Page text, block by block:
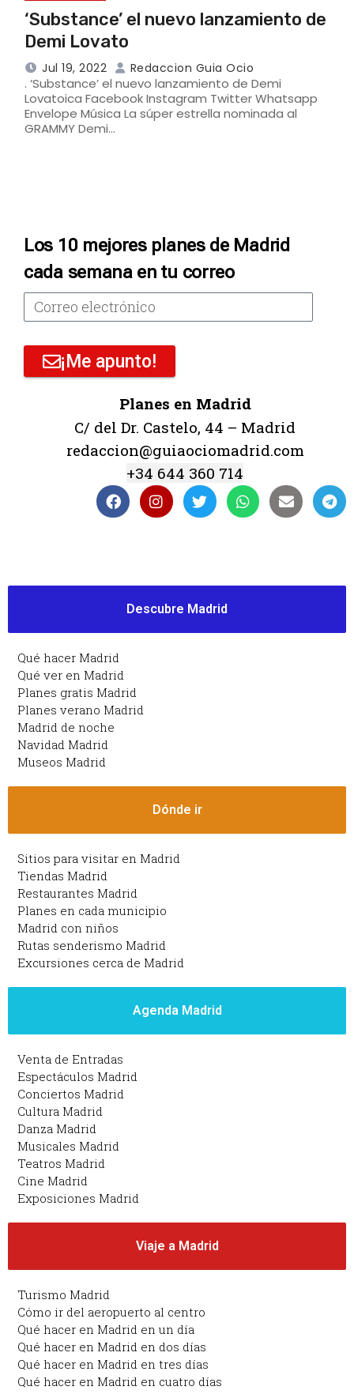
‘Substance’ el nuevo lanzamiento de
Demi Lovato
Jul 19, 2022 Redaccion Guia Ocio
. ‘Substance’ el nuevo lanzamiento de Demi
Lovatoica Facebook Instagram Twitter Whatsapp
Envelope Música La súper estrella nominada al
GRAMMY Demi…
Los 10 mejores planes de Madrid
cada semana en tu correo
¡Me apunto!
Planes en Madrid
C/ del Dr. Castelo, 44 – Madrid
redaccion@guiaociomadrid.com
+34 644 360 714
Descubre Madrid
Qué hacer Madrid
Qué ver en Madrid
Planes gratis Madrid
Planes verano Madrid
Madrid de noche
Navidad Madrid
Museos Madrid
Dónde ir
Sitios para visitar en Madrid
Tiendas Madrid
Restaurantes Madrid
Planes en cada municipio
Madrid con niños
Rutas senderismo Madrid
Excursiones cerca de Madrid
Agenda Madrid
Venta de Entradas
Espectáculos Madrid
Conciertos Madrid
Cultura Madrid
Danza Madrid
Musicales Madrid
Teatros Madrid
Cine Madrid
Exposiciones Madrid
Viaje a Madrid
Turismo Madrid
Cómo ir del aeropuerto al centro
Qué hacer en Madrid en un día
Qué hacer en Madrid en dos días
Qué hacer en Madrid en tres días
Qué hacer en Madrid en cuatro días